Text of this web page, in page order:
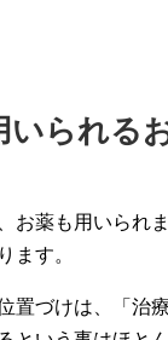
いられる
お薬も用いられ
ます。
置づけは、「治